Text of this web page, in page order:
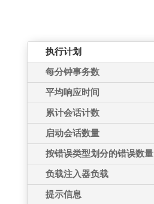
执行计划
每分钟事务数
平均响应时间
累计会话计数
启动会话数量
按错误类型划分的错误数量
负载注入器负载
提示信息